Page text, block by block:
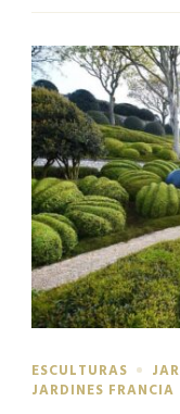
ESCULTURAS
JARDINES FRANCIA